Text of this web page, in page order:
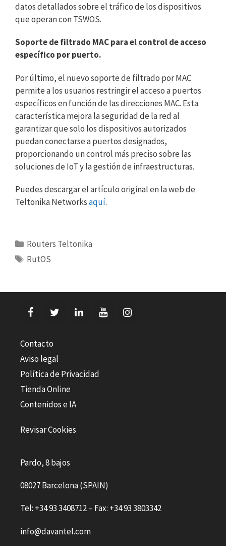
datos detallados sobre el tráfico de los dispositivos
que operan con TSWOS.
Soporte de filtrado MAC para el control de acceso
específico por puerto.
Por último, el nuevo soporte de filtrado por MAC
permite a los usuarios restringir el acceso a puertos
específicos en función de las direcciones MAC. Esta
característica mejora la seguridad de la red al
garantizar que solo los dispositivos autorizados
puedan conectarse a puertos designados,
proporcionando un control más preciso sobre las
soluciones de IoT y la gestión de infraestructuras.
Puedes descargar el artículo original en la web de
Teltonika Networksaquí.
Categorías
Routers Teltonika
Etiquetas
RutOS
Contacto
Aviso legal
Política de Privacidad
Tienda Online
Contenidos e IA
Revisar Cookies
Pardo, 8 bajos
08027 Barcelona (SPAIN)
Tel: +34 93 3408712 – Fax: +34 93 3803342
info@davantel.com